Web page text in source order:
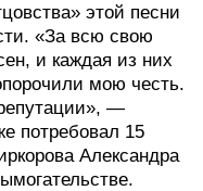
этой песни
«За всю свою
и каждая из них
мою честь.
—
потребовал 15
Александра